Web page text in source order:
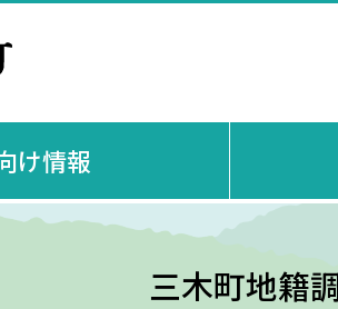
け情報
三木町地籍